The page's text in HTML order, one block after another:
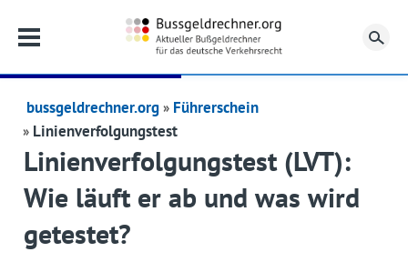
bussgeldrechner.org
Führerschein
Linienverfolgungstest
Linienverfolgungstest (LVT):
Wie läuft er ab und was wird
getestet?